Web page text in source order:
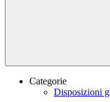
Categorie
Disposizioni